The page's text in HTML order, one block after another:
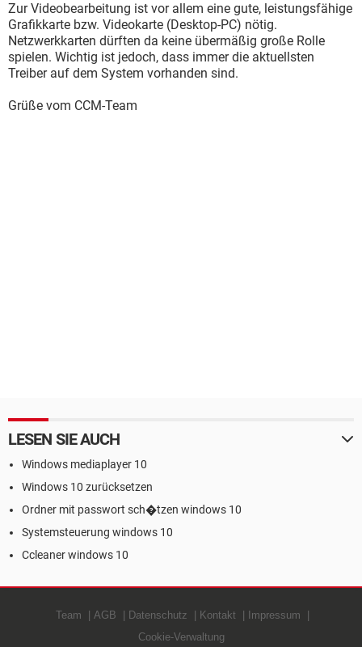
Zur Videobearbeitung ist vor allem eine gute, leistungsfähige
Grafikkarte bzw. Videokarte (Desktop-PC) nötig.
Netzwerkkarten dürften da keine übermäßig große Rolle
spielen. Wichtig ist jedoch, dass immer die aktuellsten
Treiber auf dem System vorhanden sind.
Grüße vom CCM-Team
LESEN SIE AUCH
Windows mediaplayer 10
Windows 10 zurücksetzen
Ordner mit passwort sch�tzen windows 10
Systemsteuerung windows 10
Ccleaner windows 10
Team AGB Datenschutz Kontakt
Impressum
Cookie-Verwaltung